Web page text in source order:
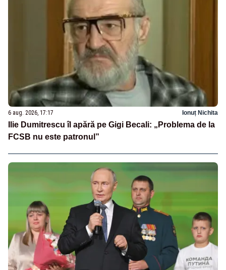
6 aug. 2026, 17:17 Ionuț Nichita
Ilie Dumitrescu îl apără pe Gigi Becali: „Problema de la
FCSB nu este patronul”